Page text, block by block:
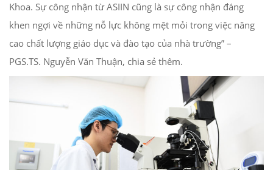
Khoa. Sự công nhận từ ASIIN cũng là sự công nhận đáng
khen ngợi về những nỗ lực không mệt mỏi trong việc nâng
cao chất lượng giáo dục và đào tạo của nhà trường” –
PGS.TS. Nguyễn Văn Thuận, chia sẻ thêm.